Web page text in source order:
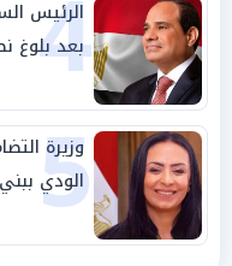
4
الرئيس
بعد بلوغ
5
وزيرة
الودي